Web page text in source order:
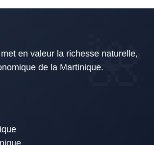
en valeur la richesse naturelle,
de la Martinique.